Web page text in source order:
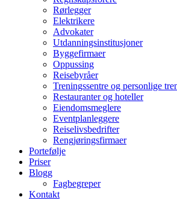
Rørlegger
Elektrikere
Advokater
Utdanningsinstitusjoner
Byggefirmaer
Oppussing
Reisebyråer
Treningssentre og personlige
Restauranter og hoteller
Eiendomsmeglere
Eventplanleggere
Reiselivsbedrifter
Rengjøringsfirmaer
Portefølje
Priser
Blogg
Fagbegreper
Kontakt